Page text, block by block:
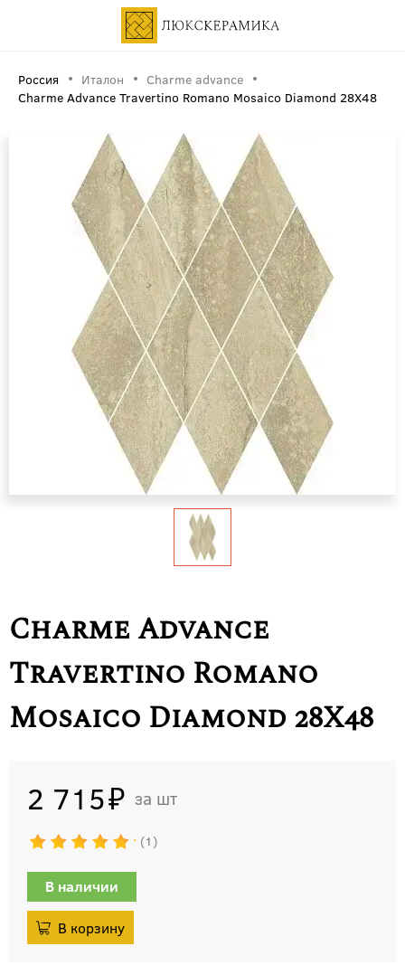
Россия Италон
Charme advance
Charme Advance Travertino Romano Mosaico Diamond 28X48
Charme Advance
Travertino Romano
Mosaico Diamond 28X48
2 715 шт
1
В наличии